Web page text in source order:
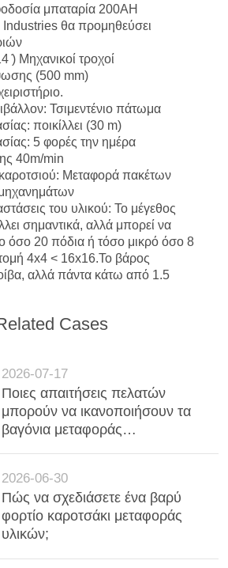
μπαταρία 200AH
θα προμηθεύσει
̇) Μηχανικοί τροχοί
(500 mm)
Τσιμεντένιο πάτωμα
ποικίλλει (30 m)
5 φορές την ημέρα
40m/min
Μεταφορά πακέτων
του υλικού: Το μέγεθος
σημαντικά, αλλά μπορεί να
όσο 20 πόδια ή τόσο μικρό όσο 8
4x4 < 16x16.Το βάρος
αλλά πάντα κάτω από 1.5
Cases
2026-07-17
Ποιες απαιτήσεις πελατών
μπορούν να ικανοποιήσουν τα
βαγόνια μεταφοράς
2026-06-30
Πώς να σχεδιάσετε ένα βαρύ
φορτίο καροτσάκι μεταφοράς
υλικών;